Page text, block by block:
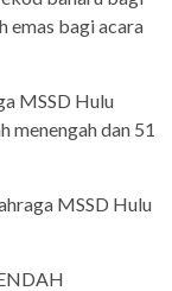
emas bagi acara
MSSD Hulu
menengah dan 51
MSSD Hulu